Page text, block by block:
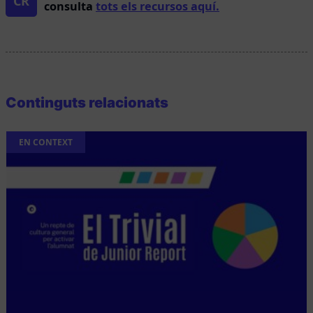
consulta tots els recursos aquí.
Continguts relacionats
EN CONTEXT